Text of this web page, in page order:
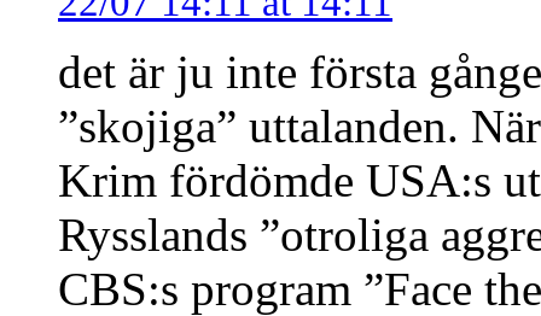
det är ju inte första
”skojiga” uttalanden.
Krim fördömde USA:s
Rysslands ”otroliga
CBS:s program ”Face